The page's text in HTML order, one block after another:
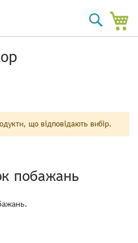
Пошук
що відповідають вибір.
побажань